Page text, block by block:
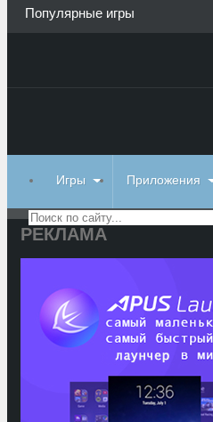
Популярные игры
Игры Приложения
РЕКЛАМА